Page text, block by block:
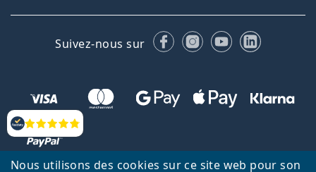
Nous utilisons des cookies sur ce site web pour son
Évaluation
Suivez-nous sur FacebookInstagram
YouTubeLinkedIn